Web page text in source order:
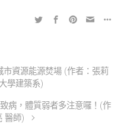
資源能源焚場 (作者：張莉
學建築系)
病，體質弱者多注意囉！(作
醫師)